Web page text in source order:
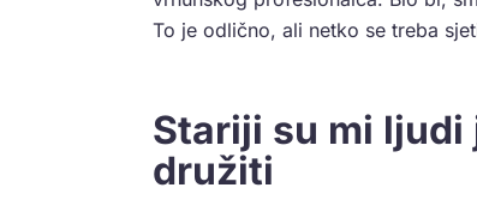
To je odlično, ali netko se treba
Stariji su mi ljudi
družiti